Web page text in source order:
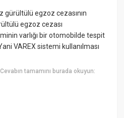
gürültülü egzoz cezasının
egzoz cezası
varlığı bir otomobilde tespit
VAREX sistemi kullanılması
Cevabın tamamını burada okuyun: